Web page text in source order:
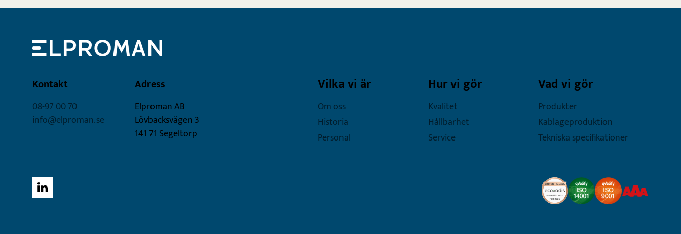
Kontakt
08-97 00 70
info@elproman.se
Adress
Elproman AB
Lövbacksvägen 3
141 71 Segeltorp
Vilka vi är
Om oss
Historia
Personal
Hur vi gör
Kvalitet
Hållbarhet
Service
Vad vi gör
Produkter
Kablageproduktion
Tekniska specifikationer